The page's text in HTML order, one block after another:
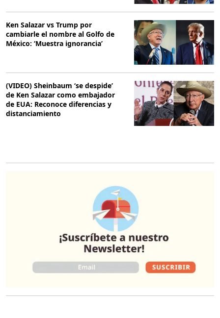
Ken Salazar vs Trump por
cambiarle el nombre al Golfo de
México: ‘Muestra ignorancia’
(VIDEO) Sheinbaum ‘se despide’
de Ken Salazar como embajador
de EUA: Reconoce diferencias y
distanciamiento